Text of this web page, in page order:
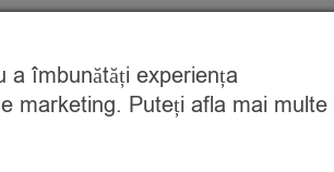
a îmbunătăți experiența
marketing. Puteți afla mai multe